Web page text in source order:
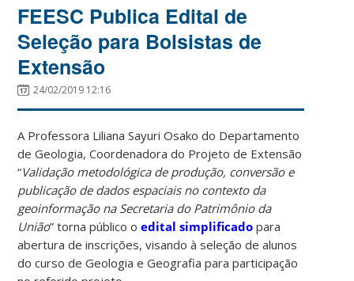
FEESC Publica Edital de
Seleção para Bolsistas de
Extensão
24/02/2019 12:16
A Professora Liliana Sayuri Osako do Departamento
de Geologia, Coordenadora do Projeto de Extensão
“Validação metodológica de produção, conversão e
publicação de dados espaciais no contexto da
geoinformação na Secretaria do Patrimônio da
União” torna público oedital simplificado para
abertura de inscrições, visando à seleção de alunos
do curso de Geologia e Geografia para participação